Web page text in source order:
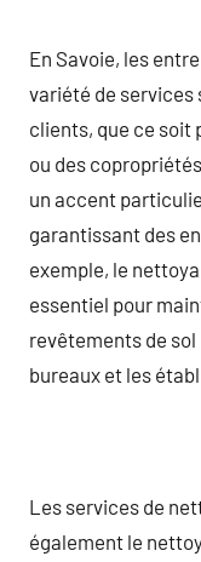
En Savoie, les
variété de services
clients, que ce soit
ou des
un accent
garantissant des
exemple, le
essentiel pour
revêtements de sol
bureaux et les
Les services de
également le